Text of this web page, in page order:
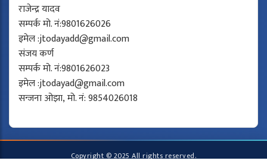
राजेन्द्र यादव
सम्पर्क मो. नं:9801626026
इमेल :jtodayadd@gmail.com
संजय कर्ण
सम्पर्क मो. नं:9801626023
इमेल :jtodayad@gmail.com
सन्जना ओझा, मो. नं: 9854026018
Copyright © 2025 All rights reserved.